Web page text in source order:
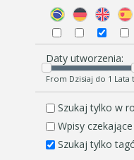
Daty utworzenia:
From Dzisiaj do 1 Lata
Szukaj tylko w
Wpisy
Szukaj tylko